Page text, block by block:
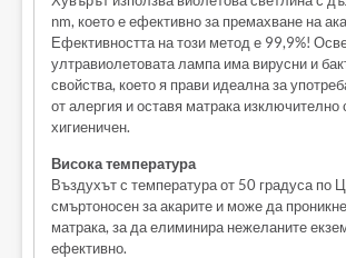
nm, което е ефективно за премахване на
Ефективността на този метод е 99,9%!
ултравиолетовата лампа има вирусни и
свойства, което я прави идеална за
от алергия и оставя матрака изключително
хигиеничен.
Висока температура
Въздухът с температура от 50 градуса по
смъртоносен за акарите и може да
матрака, за да елиминира нежеланите
ефективно.